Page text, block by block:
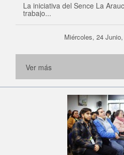
La iniciativa del Sence La
trabajo...
Miércoles, 24
Ver más